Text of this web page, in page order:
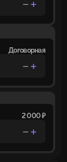
Договорная
2 000 ₽